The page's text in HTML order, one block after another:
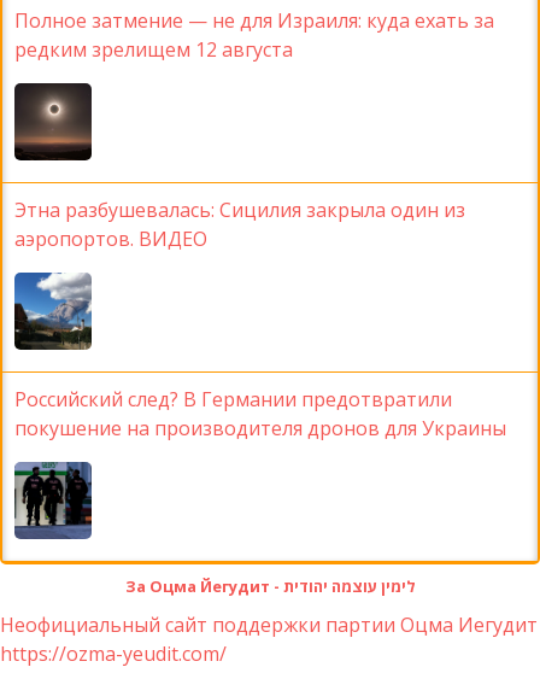
Полное затмение — не для Израиля: куда ехать за
редким зрелищем 12 августа
Этна разбушевалась: Сицилия закрыла один из
аэропортов. ВИДЕО
Российский след? В Германии предотвратили
покушение на производителя дронов для Украины
За Оцма Йегудит - לימין עוצמה יהודית
Неофициальный сайт поддержки партии Оцма Иегудит
https://ozma-yeudit.com/